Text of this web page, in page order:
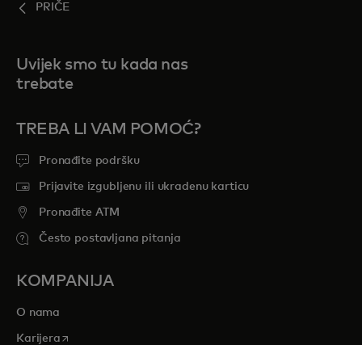
PRIČE
Uvijek smo tu kada nas
trebate
TREBA LI VAM POMOĆ?
Pronađite podršku
Prijavite izgubljenu ili ukradenu karticu
Pronađite ATM
Često postavljana pitanja
KOMPANIJA
O nama
Karijeraopens in a new tab